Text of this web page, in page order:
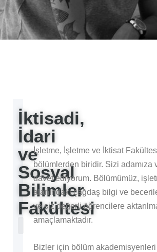
İktisadi,
İdari
ve
Sosyal
Bilimler
Fakültesi
İşletme, İşletme ve İktisat
bölümlerden biridir. Sizi adamıza
davet ediyorum. Bölümümüz,
alanındaki çağdaş bilgi ve
ve siz değerli öğrencilere
amaçlamaktadır.
Bizler için bölüm